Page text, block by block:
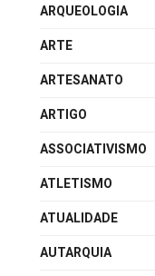
ARQUEOLOGIA
ARTE
ARTESANATO
ARTIGO
ASSOCIATIVISMO
ATLETISMO
ATUALIDADE
AUTARQUIA